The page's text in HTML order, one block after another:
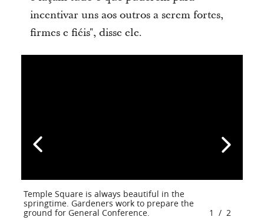
incentivar uns aos outros a serem fortes,
firmes e fiéis", disse ele.
Temple Square is always beautiful in the
springtime. Gardeners work to prepare the
ground for General Conference.
1 / 2